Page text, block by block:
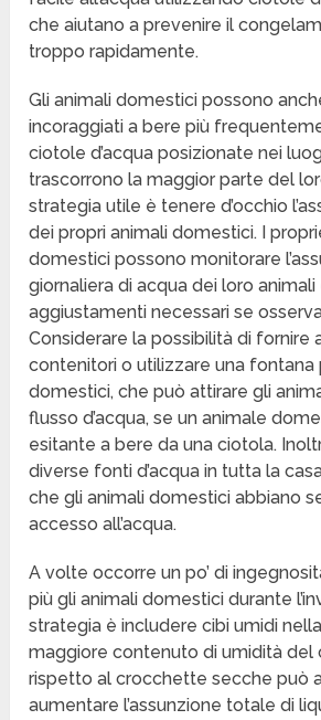
che aiutano a prevenire il
troppo rapidamente.
Gli animali domestici possono
incoraggiati a bere più
ciotole d’acqua posizionate nei
trascorrono la maggior parte del
strategia utile è tenere d’occhio
dei propri animali domestici. I
domestici possono monitorare
giornaliera di acqua dei loro
aggiustamenti necessari se
Considerare la possibilità di fornire
contenitori o utilizzare una fontana
domestici, che può attirare gli
flusso d’acqua, se un animale
esitante a bere da una ciotola.
diverse fonti d’acqua in tutta la
che gli animali domestici abbiano
accesso all’acqua.
A volte occorre un po’ di
più gli animali domestici durante
strategia è includere cibi umidi
maggiore contenuto di umidità del
rispetto al crocchette secche può
aumentare l’assunzione totale di